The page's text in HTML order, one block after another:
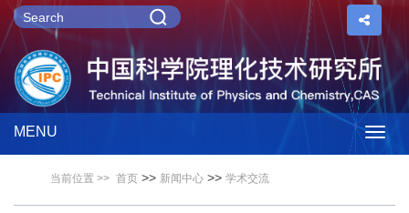
MENU
当前位置 >> 首页 >> 新闻中心 >> 学术交流